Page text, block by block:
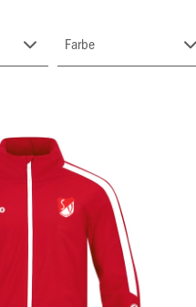
Farbe